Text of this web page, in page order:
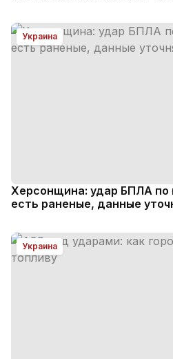
Украина
Херсонщина: удар БПЛА
есть раненые, данные
Украина